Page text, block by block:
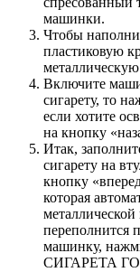
машинки.
Чтобы
пластиковую
металлическую
Включите
сигарету, то
если хотите
на кнопку
Итак,
сигарету на
кнопку
которая
металлической
переполнится
машинку,
СИГАРЕТА